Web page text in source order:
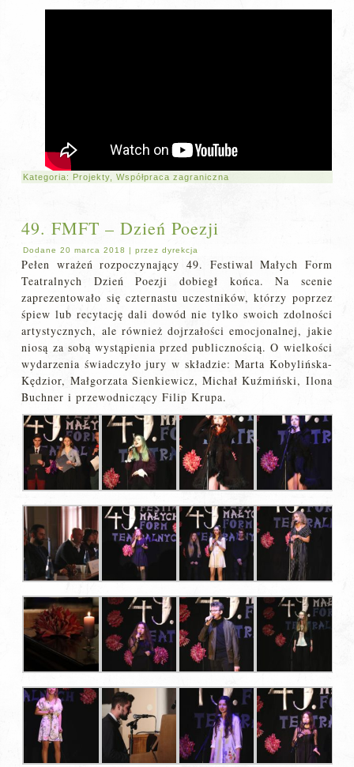
Kategoria: Projekty ,Współpraca zagraniczna
49. FMFT – Dzień Poezji
Dodane 20 marca 2018 |przez dyrekcja
Pełen wrażeń rozpoczynający 49. Festiwal Małych Form
Teatralnych Dzień Poezji dobiegł końca. Na scenie
zaprezentowało się czternastu uczestników, którzy poprzez
śpiew lub recytację dali dowód nie tylko swoich zdolności
artystycznych, ale również dojrzałości emocjonalnej, jakie
niosą za sobą wystąpienia przed publicznością. O wielkości
wydarzenia świadczyło jury w składzie: Marta Kobylińska-
Kędzior, Małgorzata Sienkiewicz, Michał Kuźmiński, Ilona
Buchner i przewodniczący Filip Krupa.